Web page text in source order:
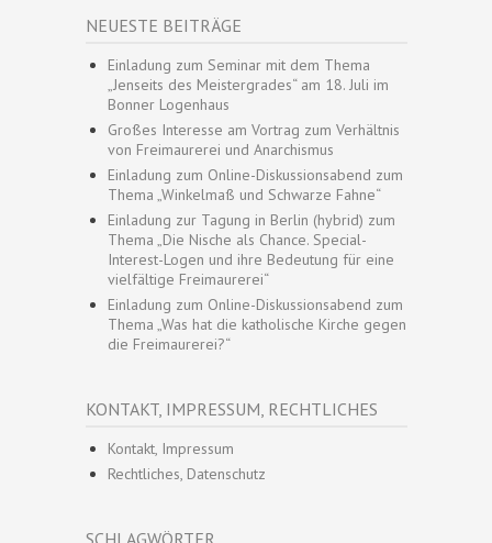
NEUESTE BEITRÄGE
Einladung zum Seminar mit dem Thema
„Jenseits des Meistergrades“ am 18. Juli im
Bonner Logenhaus
Großes Interesse am Vortrag zum Verhältnis
von Freimaurerei und Anarchismus
Einladung zum Online-Diskussionsabend zum
Thema „Winkelmaß und Schwarze Fahne“
Einladung zur Tagung in Berlin (hybrid) zum
Thema „Die Nische als Chance. Special-
Interest-Logen und ihre Bedeutung für eine
vielfältige Freimaurerei“
Einladung zum Online-Diskussionsabend zum
Thema „Was hat die katholische Kirche gegen
die Freimaurerei?“
KONTAKT, IMPRESSUM, RECHTLICHES
Kontakt, Impressum
Rechtliches, Datenschutz
SCHLAGWÖRTER